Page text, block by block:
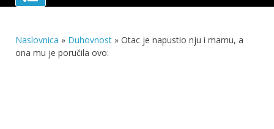
Naslovnica » Duhovnost » Otac je napustio nju i mamu, a
ona mu je poručila ovo: